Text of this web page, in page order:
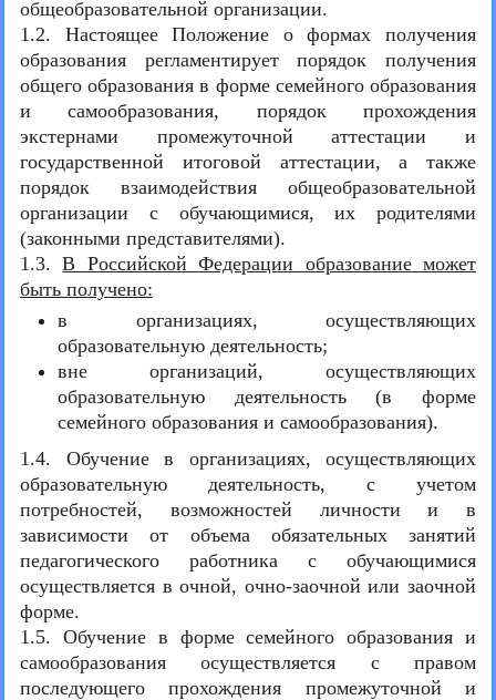
общеобразовательной организации.
1.2. Настоящее Положение о формах получения
образования регламентирует порядок получения
общего образования в форме семейного образования
и самообразования, порядок прохождения
экстернами промежуточной аттестации и
государственной итоговой аттестации, а также
порядок взаимодействия общеобразовательной
организации с обучающимися, их родителями
(законными представителями).
1.3.В Российской Федерации образование может
быть получено:
в организациях, осуществляющих
образовательную деятельность;
вне организаций, осуществляющих
образовательную деятельность (в форме
семейного образования и самообразования).
1.4. Обучение в организациях, осуществляющих
образовательную деятельность, с учетом
потребностей, возможностей личности и в
зависимости от объема обязательных занятий
педагогического работника с обучающимися
осуществляется в очной, очно-заочной или заочной
форме.
1.5. Обучение в форме семейного образования и
самообразования осуществляется с правом
последующего прохождения промежуточной и